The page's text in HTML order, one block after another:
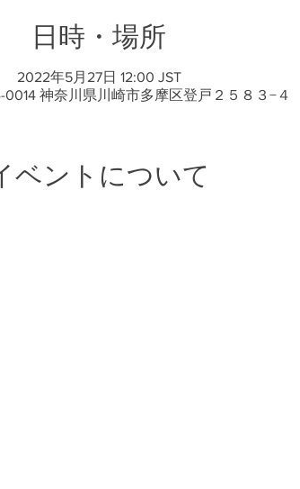
日時・場所
2022年5月27日 12:00 JST
0014 神奈川県川崎市多摩区登戸２５８３−
ベントについて